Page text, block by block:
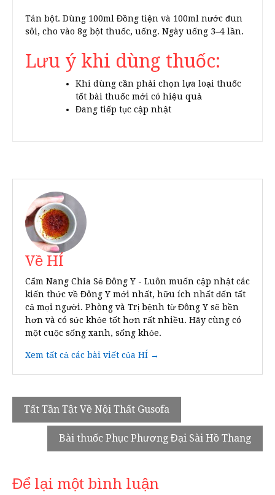
Tán bột. Dùng 100ml Đồng tiện và 100ml nước đun
sôi, cho vào 8g bột thuốc, uống. Ngày uống 3–4 lần.
Lưu ý khi dùng thuốc:
Khi dùng cần phải chọn lựa loại thuốc
tốt bài thuốc mới có hiệu quả
Đang tiếp tục cập nhật
Về HÍ
Cẩm Nang Chia Sẻ Đông Y - Luôn muốn cập nhật các
kiến thức về Đông Y mới nhất, hữu ích nhất đến tất
cả mọi người. Phòng và Trị bệnh từ Đông Y sẽ bền
hơn và có sức khỏe tốt hơn rất nhiều. Hãy cùng có
một cuộc sống xanh, sống khỏe.
Xem tất cả các bài viết của HÍ →
Điều
hướng
Tất Tần Tật Về Nội Thất Gusofa
Bài thuốc Phục Phương Đại Sài Hồ Thang
Để lại một bình luận